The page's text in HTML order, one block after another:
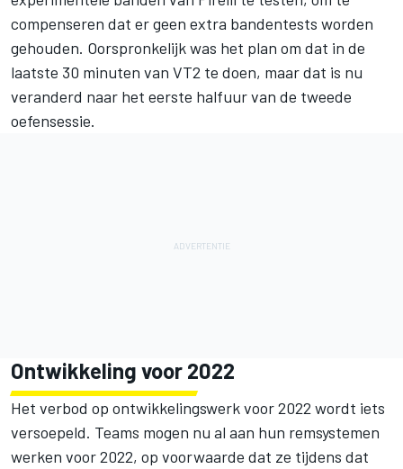
compenseren dat er geen extra bandentests worden
gehouden. Oorspronkelijk was het plan om dat in de
laatste 30 minuten van VT2 te doen, maar dat is nu
veranderd naar het eerste halfuur van de tweede
oefensessie.
Ontwikkeling voor 2022
Het verbod op ontwikkelingswerk voor 2022 wordt iets
versoepeld. Teams mogen nu al aan hun remsystemen
werken voor 2022, op voorwaarde dat ze tijdens dat